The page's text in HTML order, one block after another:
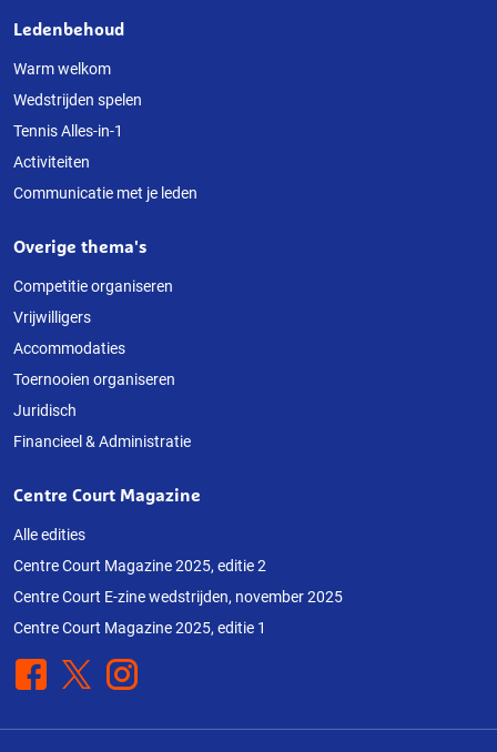
Ledenbehoud
Warm welkom
Wedstrijden spelen
Tennis Alles-in-1
Activiteiten
Communicatie met je leden
Overige thema's
Competitie organiseren
Vrijwilligers
Accommodaties
Toernooien organiseren
Juridisch
Financieel & Administratie
Centre Court Magazine
Alle edities
Centre Court Magazine 2025, editie 2
Centre Court E-zine wedstrijden, november 2025
Centre Court Magazine 2025, editie 1
Facebook
X Instagram